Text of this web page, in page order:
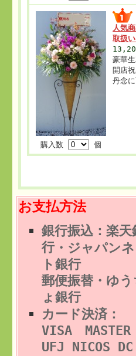
購入数 個
人気
取扱
豪華
開店
丹念
お支払方法
銀行振込：楽天
行・ジャパン
ト銀行
郵便振替・ゆ
ょ銀行
カード決済：
VISA
UFJ NICOS DC